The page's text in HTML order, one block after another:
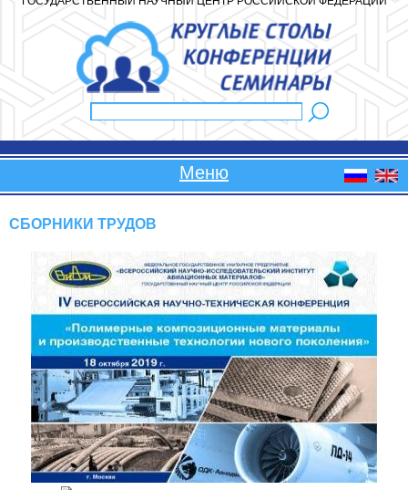
Форма поиска
Меню
СБОРНИКИ ТРУДОВ